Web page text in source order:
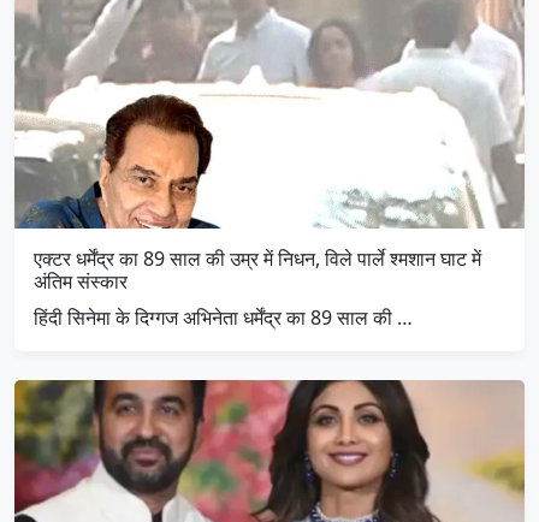
एक्टर धर्मेंद्र का 89 साल की उम्र में निधन, विले पार्ले श्मशान घाट में
अंतिम संस्कार
हिंदी सिनेमा के दिग्गज अभिनेता धर्मेंद्र का 89 साल की …